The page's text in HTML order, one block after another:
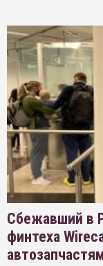
Сбежавший в
финтеха